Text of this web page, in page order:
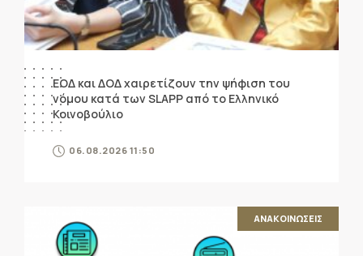
ΕΟΔ και ΔΟΔ χαιρετίζουν την ψήφιση του
νόμου κατά των SLAPP από το Ελληνικό
Κοινοβούλιο
06.08.2026 11:50
ΑΝΑΚΟΙΝΩΣΕΙΣ